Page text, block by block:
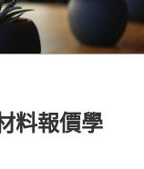
料報價學